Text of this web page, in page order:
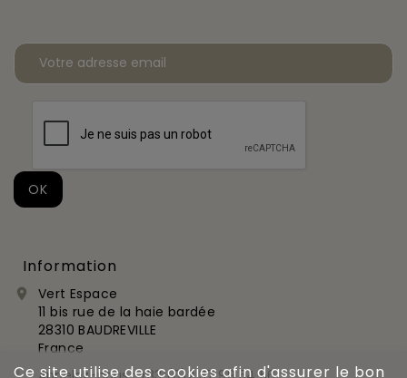
Information

Vert Espace
11 bis rue de la haie bardée
28310 BAUDREVILLE
France
Ce site utilise des cookies afin d'assurer le bon